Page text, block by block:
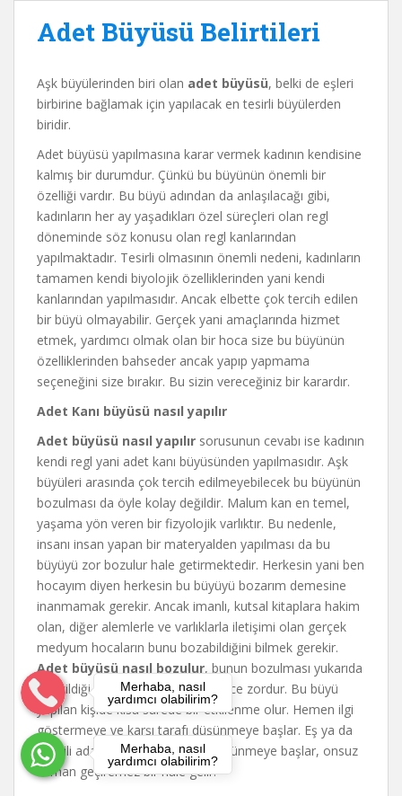
Merhaba, nasıl
yardımcı olabilirim?
Merhaba, nasıl
yardımcı olabilirim?
Adet Büyüsü Belirtileri
Aşk büyülerinden biri olan adet büyüsü, belki de eşleri
birbirine bağlamak için yapılacak en tesirli büyülerden
biridir.
Adet büyüsü yapılmasına karar vermek kadının kendisine
kalmış bir durumdur. Çünkü bu büyünün önemli bir
özelliği vardır. Bu büyü adından da anlaşılacağı gibi,
kadınların her ay yaşadıkları özel süreçleri olan regl
döneminde söz konusu olan regl kanlarından
yapılmaktadır. Tesirli olmasının önemli nedeni, kadınların
tamamen kendi biyolojik özelliklerinden yani kendi
kanlarından yapılmasıdır. Ancak elbette çok tercih edilen
bir büyü olmayabilir. Gerçek yani amaçlarında hizmet
etmek, yardımcı olmak olan bir hoca size bu büyünün
özelliklerinden bahseder ancak yapıp yapmama
seçeneğini size bırakır. Bu sizin vereceğiniz bir karardır.
Adet Kanı büyüsü nasıl yapılır
Adet büyüsü nasıl yapılır sorusunun cevabı ise kadının
kendi regl yani adet kanı büyüsünden yapılmasıdır. Aşk
büyüleri arasında çok tercih edilmeyebilecek bu büyünün
bozulması da öyle kolay değildir. Malum kan en temel,
yaşama yön veren bir fizyolojik varlıktır. Bu nedenle,
insanı insan yapan bir materyalden yapılması da bu
büyüyü zor bozulur hale getirmektedir. Herkesin yani ben
hocayım diyen herkesin bu büyüyü bozarım demesine
inanmamak gerekir. Ancak imanlı, kutsal kitaplara hakim
olan, diğer alemlerle ve varlıklarla iletişimi olan gerçek
medyum hocaların bunu bozabildiğini bilmek gerekir.
Adet büyüsü nasıl bozulur, bunun bozulması yukarıda
belirtildiği gibi gerçekten son derece zordur. Bu büyü
yapılan kişide kısa sürede bir etkilenme olur. Hemen ilgi
göstermeye ve karşı tarafı düşünmeye başlar. Eş ya da
sevgili adayı büyü yapan kişiyi düşünmeye başlar, onsuz
zaman geçiremez bir hale gelir.